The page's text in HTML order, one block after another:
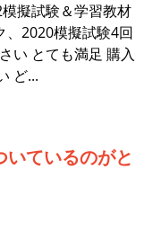
擬試験＆学習教材
、2020模擬試験4回
い とても満足 購入
ど
いているのがと